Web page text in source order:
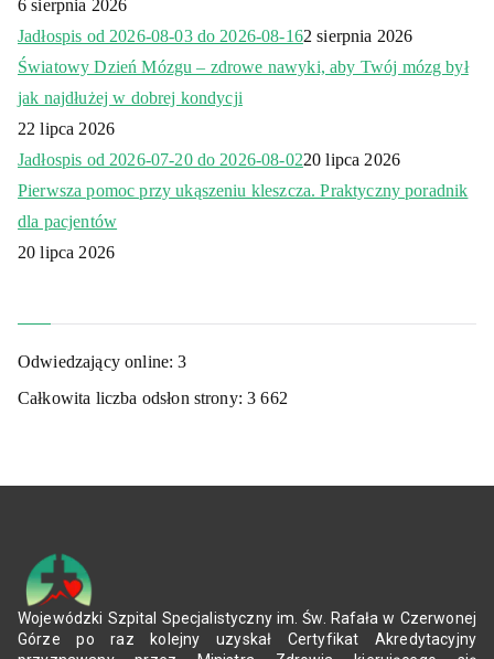
6 sierpnia 2026
Jadłospis od 2026-08-03 do 2026-08-162 sierpnia 2026
Światowy Dzień Mózgu – zdrowe nawyki, aby Twój mózg był
jak najdłużej w dobrej kondycji
22 lipca 2026
Jadłospis od 2026-07-20 do 2026-08-0220 lipca 2026
Pierwsza pomoc przy ukąszeniu kleszcza. Praktyczny poradnik
dla pacjentów
20 lipca 2026
Odwiedzający online:3
Całkowita liczba odsłon strony:3 662
Wojewódzki Szpital Specjalistyczny im. Św. Rafała w Czerwonej
Górze po raz kolejny uzyskał Certyfikat Akredytacyjny